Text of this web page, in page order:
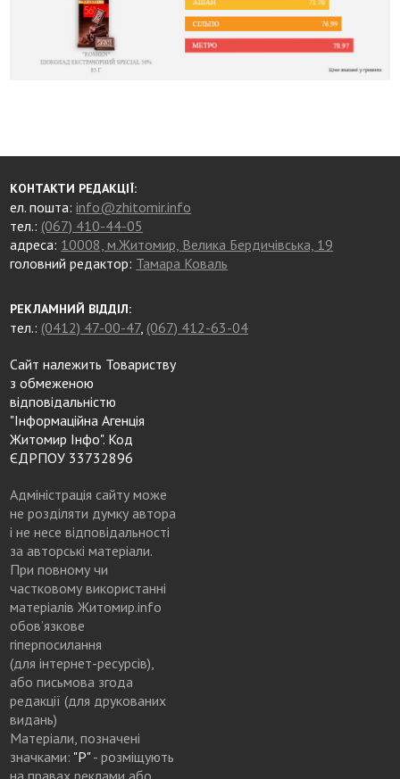
КОНТАКТИ РЕДАКЦІЇ:
ел. пошта:info@zhitomir.info
тел.: (067) 410-44-05
адреса: 10008, м.Житомир, Велика Бердичівська, 19
головний редактор: Тамара Коваль
РЕКЛАМНИЙ ВІДДІЛ:
тел.: (0412) 47-00-47, (067) 412-63-04
Сайт належить Товариству
з обмеженою
відповідальністю
"Інформаційна Агенція
Житомир Інфо". Код
ЄДРПОУ 33732896
Адміністрація сайту може
не розділяти думку автора
і не несе відповідальності
за авторські матеріали.
При повному чи
частковому використанні
матеріалів Житомир.info
обов’язкове
гіперпосилання
(для інтернет-ресурсів),
або письмова згода
редакції (для друкованих
видань)
Матеріали, позначені
значками: "Р"- розміщують